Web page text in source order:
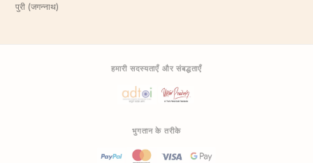
पुरी (जगन्नाथ)
हमारी सदस्यताएँ और संबद्धताएँ
भुगतान के तरीके